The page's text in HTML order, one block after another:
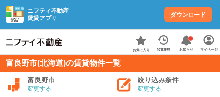
ニフティ不動産
賃貸アプリ
ダウンロード
お気に入り 閲覧履歴 お知らせ マイページ
富良野市(北海道)の賃貸物件一覧
富良野市
変更する
絞り込み条件
変更する